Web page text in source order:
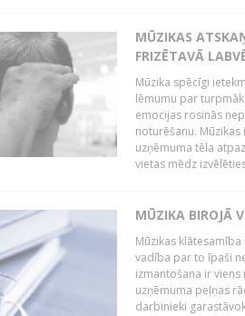
MŪZIKAS
FRIZĒTAVĀ
Mūzika spēcīgi
lēmumu par
emocijas rosinās
noturēšanu.
uzņēmuma tēla
vietas mēdz
MŪZIKA BIROJĀ
Mūzikas
vadība par to īpaši
izmantošana ir
uzņēmuma peļņas
darbinieki